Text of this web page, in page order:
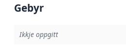
Gebyr
Ikkje oppgitt